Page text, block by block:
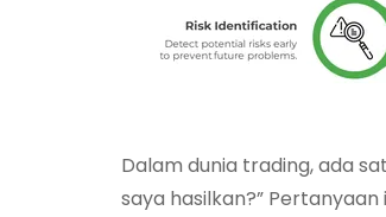
Dalam dunia trading, ada
saya hasilkan?” Pertanyaan